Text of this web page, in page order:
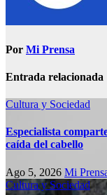
Por Mi Prensa
Entrada relacionada
Cultura y Sociedad
Especialista
caída del cabello
Ago 5, 2026 Mi
Cultura y Sociedad